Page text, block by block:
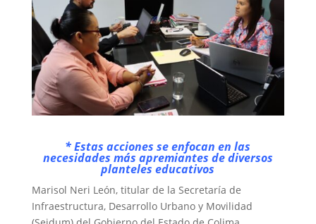
* Estas acciones se enfocan en las
necesidades más apremiantes de diversos
planteles educativos
Marisol Neri León, titular de la Secretaría de
Infraestructura, Desarrollo Urbano y Movilidad